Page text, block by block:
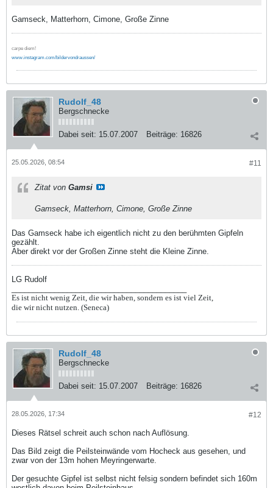
Gamseck, Matterhorn, Cimone, Große Zinne
carpe diem!
www.instagram.com/bildervondraussen/
Rudolf_48
Bergschnecke
Dabei seit: 15.07.2007 Beiträge: 16826
#11
25.05.2026, 08:54
Zitat von Gamsi
Gamseck, Matterhorn, Cimone, Große Zinne
Das Gamseck habe ich eigentlich nicht zu den berühmten Gipfeln
gezählt.
Aber direkt vor der Großen Zinne steht die Kleine Zinne.
LG Rudolf
Es ist nicht wenig Zeit, die wir haben, sondern es ist viel Zeit,
die wir nicht nutzen. (Seneca)
Rudolf_48
Bergschnecke
Dabei seit: 15.07.2007 Beiträge: 16826
#12
28.05.2026, 17:34
Dieses Rätsel schreit auch schon nach Auflösung.
Das Bild zeigt die Peilsteinwände vom Hocheck aus gesehen, und
zwar von der 13m hohen Meyringerwarte.
Der gesuchte Gipfel ist selbst nicht felsig sondern befindet sich 160m